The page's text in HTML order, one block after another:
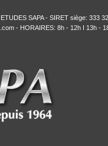
SAPA - SIRET siège: 333
- HORAIRES: 8h - 12h I 13h -